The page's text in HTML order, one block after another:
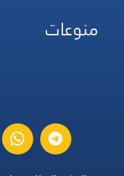
منوعات